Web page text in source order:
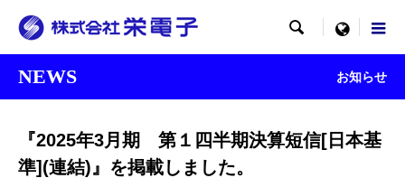
 menu
NEWS お知らせ
『2025年3月期 第１四半期決算短信[日本基
準](連結)』を掲載しました。